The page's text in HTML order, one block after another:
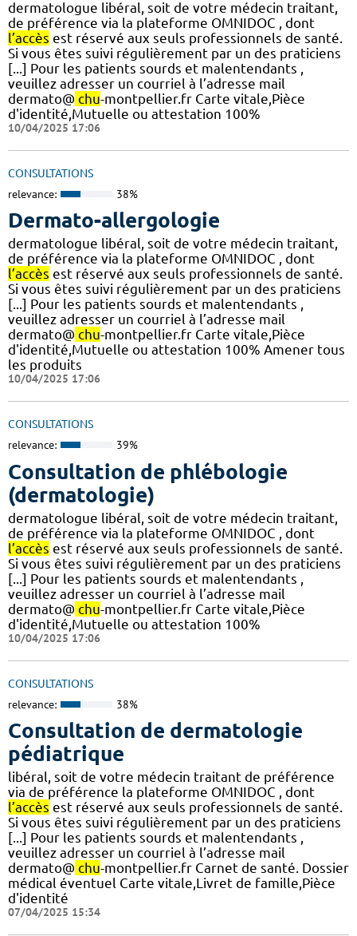
dermatologue libéral, soit de votre médecin traitant,
de préférence via la plateforme OMNIDOC , dont
l’accès est réservé aux seuls professionnels de santé.
Si vous êtes suivi régulièrement par un des praticiens
[...] Pour les patients sourds et malentendants ,
veuillez adresser un courriel à l’adresse mail
dermato@ chu-montpellier.fr Carte vitale,Pièce
d'identité,Mutuelle ou attestation 100%
10/04/2025 17:06
CONSULTATIONS
relevance: 38%
Dermato-allergologie
dermatologue libéral, soit de votre médecin traitant,
de préférence via la plateforme OMNIDOC , dont
l’accès est réservé aux seuls professionnels de santé.
Si vous êtes suivi régulièrement par un des praticiens
[...] Pour les patients sourds et malentendants ,
veuillez adresser un courriel à l’adresse mail
dermato@ chu-montpellier.fr Carte vitale,Pièce
d'identité,Mutuelle ou attestation 100% Amener tous
les produits
10/04/2025 17:06
CONSULTATIONS
relevance: 39%
Consultation de phlébologie
(dermatologie)
dermatologue libéral, soit de votre médecin traitant,
de préférence via la plateforme OMNIDOC , dont
l’accès est réservé aux seuls professionnels de santé.
Si vous êtes suivi régulièrement par un des praticiens
[...] Pour les patients sourds et malentendants ,
veuillez adresser un courriel à l’adresse mail
dermato@ chu-montpellier.fr Carte vitale,Pièce
d'identité,Mutuelle ou attestation 100%
10/04/2025 17:06
CONSULTATIONS
relevance: 38%
Consultation de dermatologie
pédiatrique
libéral, soit de votre médecin traitant de préférence
via de préférence la plateforme OMNIDOC , dont
l’accès est réservé aux seuls professionnels de santé.
Si vous êtes suivi régulièrement par un des praticiens
[...] Pour les patients sourds et malentendants ,
veuillez adresser un courriel à l’adresse mail
dermato@ chu-montpellier.fr Carnet de santé. Dossier
médical éventuel Carte vitale,Livret de famille,Pièce
d'identité
07/04/2025 15:34